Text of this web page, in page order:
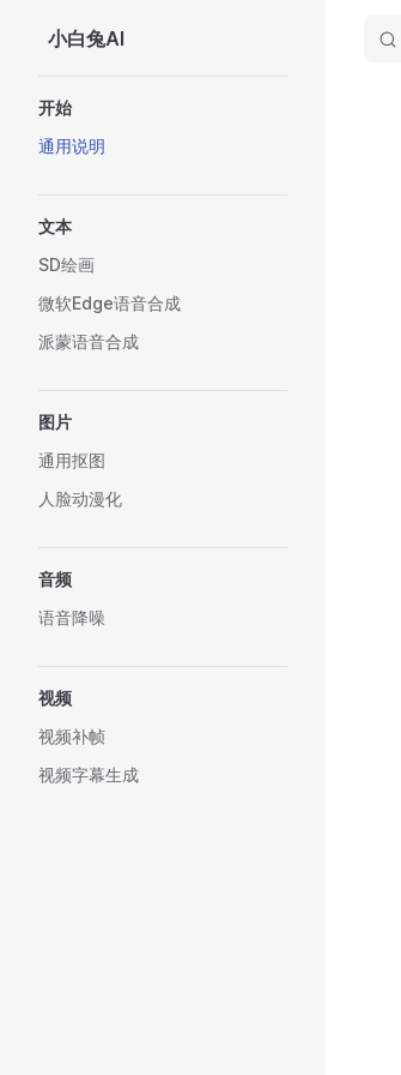
Skip to content
小白兔AI
开始
通用说明
文本
SD绘画
微软Edge语音合成
派蒙语音合成
图片
通用抠图
人脸动漫化
音频
语音降噪
视频
视频补帧
视频字幕生成